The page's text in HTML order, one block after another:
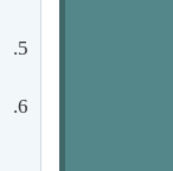
5.
6.